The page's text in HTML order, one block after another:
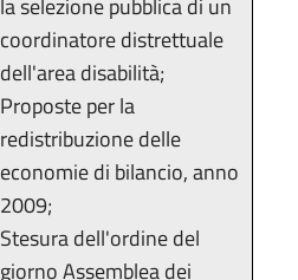
la selezione pubblica di un
coordinatore distrettuale
dell'area disabilità;
Proposte per la
redistribuzione delle
economie di bilancio, anno
2009;
Stesura dell'ordine del
giorno Assemblea dei